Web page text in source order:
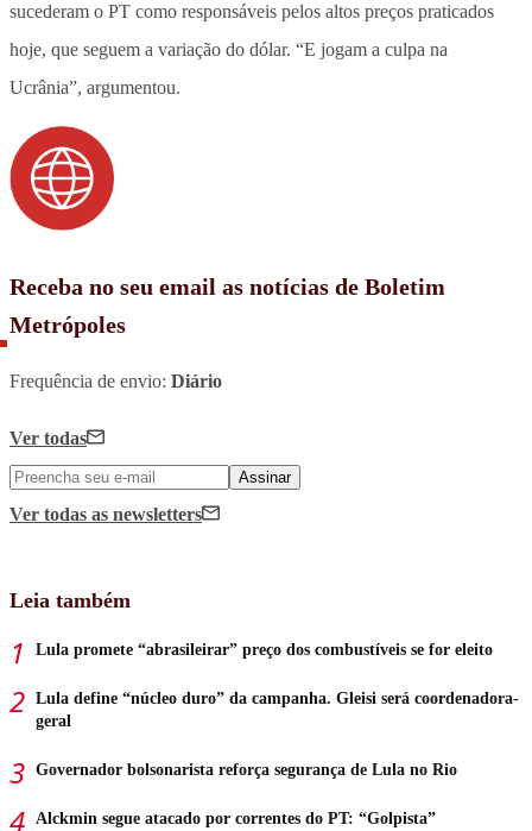
sucederam o PT como responsáveis pelos altos preços praticados
hoje, que seguem a variação do dólar. “E jogam a culpa na
Ucrânia”, argumentou.
Receba no seu email as notícias de Boletim
Metrópoles
Frequência de envio: Diário
Ver todas
Assinar
Ver todas as newsletters
Leia também
Lula promete “abrasileirar” preço dos combustíveis se for eleito
Lula define “núcleo duro” da campanha. Gleisi será coordenadora-
geral
Governador bolsonarista reforça segurança de Lula no Rio
Alckmin segue atacado por correntes do PT: “Golpista”